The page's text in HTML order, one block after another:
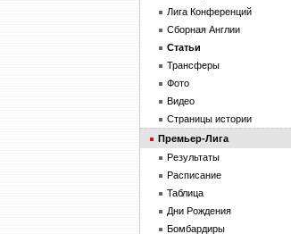
Лига Конференций
Сборная Англии
Статьи
Трансферы
Фото
Видео
Страницы истории
Премьер-Лига
Результаты
Расписание
Таблица
Дни Рождения
Бомбардиры